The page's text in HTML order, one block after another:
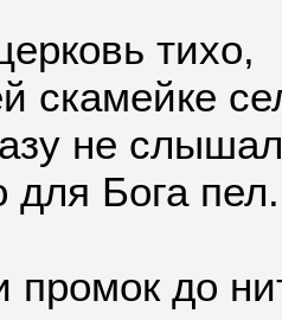
тихо,
скамейке
не
для Бога пел.
промок до